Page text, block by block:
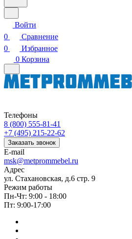
Войти
0
Сравнение
0
Избранное
0 Корзина
Телефоны
8 (800) 555-81-41
+7 (495) 215-22-62
Заказать звонок
E-mail
msk@metprommebel.ru
Адрес
ул. Стахановская, д.6 стр. 9
Режим работы
Пн-Чт: 9:00 - 18:00
Пт: 9:00-17:00